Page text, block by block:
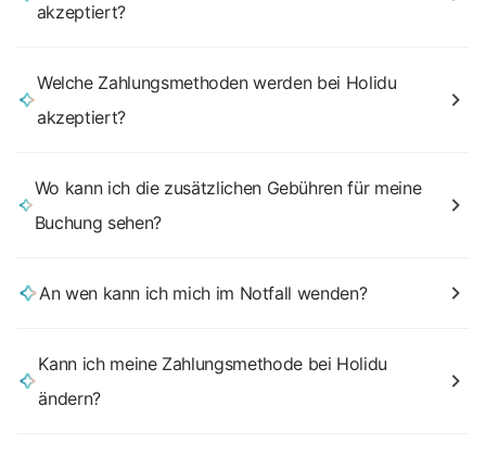
akzeptiert?
Welche Zahlungsmethoden werden bei Holidu
akzeptiert?
Wo kann ich die zusätzlichen Gebühren für meine
Buchung sehen?
An wen kann ich mich im Notfall wenden?
Kann ich meine Zahlungsmethode bei Holidu
ändern?